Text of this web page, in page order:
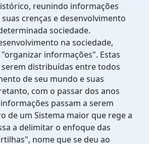
reunindo informações
crenças e desenvolvimento
sociedade.
na sociedade,
informações". Estas
serem distribuídas entre todos
de seu mundo e suas
com o passar dos anos
passam a serem
de um Sistema maior que rege a
a delimitar o enfoque das
nome que se deu ao